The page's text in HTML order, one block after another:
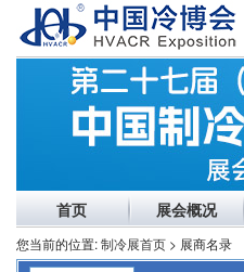
首页 展会概况
您当前的位置:制冷展首页 > 展商名录